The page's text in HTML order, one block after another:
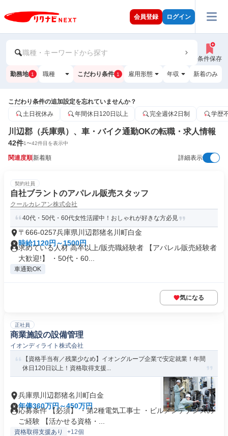
会員登録 ログイン
職種・キーワードから探す
条件保存
勤務地 1 職種 こだわり条件 1 雇用形態 年収 新着のみ
こだわり条件の追加設定を忘れていませんか？
土日祝休み
年間休日120日以上 完全週休2日制 学歴
川辺郡（兵庫県）、車・バイク通勤OKの転職・求人情報
42件1〜42件目を表示中
関連度順新着順 詳細表示
契約社員
自社ブラントのアパレル販売スタッフ
クールカレアン株式会社
40代・50代・60代女性活躍中！おしゃれが好きな方必見
〒666-0257兵庫県川辺郡猪名川町白金
時給1120円～1500円
求めている人材 高卒以上/販売職経験者 【アパレル販売経験者
大歓迎!】 ・50代・60...
車通勤OK
気になる
正社員
商業施設の設備管理
イオンディライト株式会社
【資格手当有／残業少なめ】イオングループ企業で安定就業！年間
休日120日以上！資格取得支援...
兵庫県川辺郡猪名川町白金
年俸360万円～450万円
応募条件 【必須】 ・第2種電気工事士 ・ビルメンテナンスの
ご経験 【活かせる資格・...
資格取得支援あり +12個